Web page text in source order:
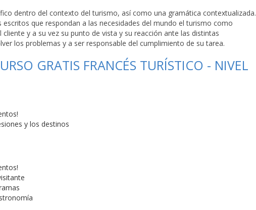
dentro del contexto del turismo, así como una gramática contextualizada.
que respondan a las necesidades del mundo el turismo como
y a su vez su punto de vista y su reacción ante las distintas
los problemas y a ser responsable del cumplimiento de su tarea.
GRATIS FRANCÉS TURÍSTICO - NIVEL
y los destinos